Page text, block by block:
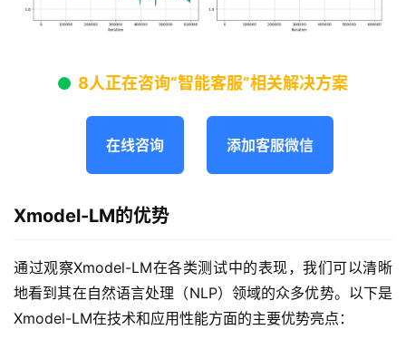
8人正在咨询“智能客服”相关解决方案
在线咨询 添加客服微信
Xmodel-LM的优势
通过观察Xmodel-LM在各类测试中的表现，我们可以清晰
地看到其在自然语言处理（NLP）领域的众多优势。以下是
Xmodel-LM在技术和应用性能方面的主要优势亮点：